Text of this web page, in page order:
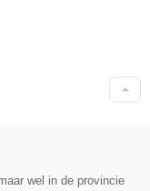
wel in de provincie